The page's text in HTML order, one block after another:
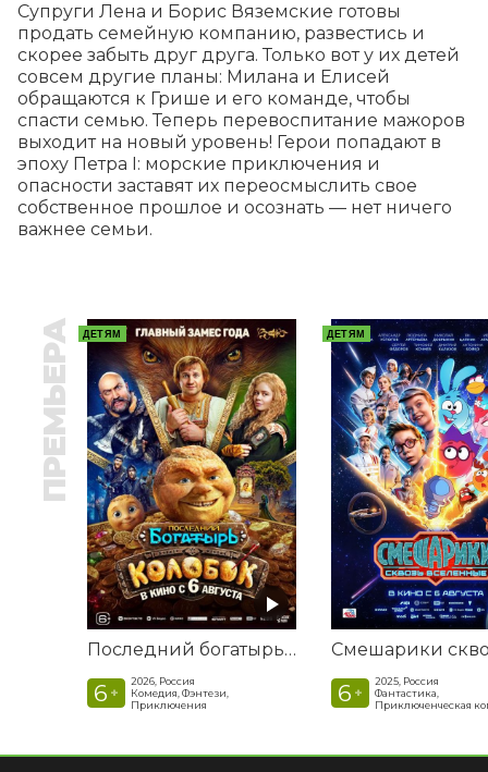
Супруги Лена и Борис Вяземские готовы
продать семейную компанию, развестись и
скорее забыть друг друга. Только вот у их детей
совсем другие планы: Милана и Елисей
обращаются к Грише и его команде, чтобы
спасти семью. Теперь перевоспитание мажоров
выходит на новый уровень! Герои попадают в
эпоху Петра I: морские приключения и
опасности заставят их переосмыслить свое
собственное прошлое и осознать — нет ничего
важнее семьи.
ПРЕМЬЕРА ДЕТЯМ
Последний богатырь. Колобок
6 +
2026, Россия
Комедия, Фэнтези,
Приключения
ДЕТЯМ
6 +
2025, Россия
Фантастика,
Приключенческая